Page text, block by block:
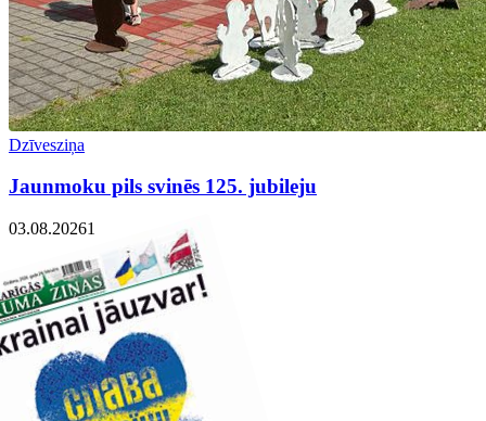
Dzīvesziņa
Jaunmoku pils svinēs 125. jubileju
03.08.20261